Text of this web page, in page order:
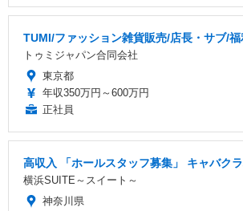
TUMI/ファッション雑貨販売/店長・サブ/
トゥミジャパン合同会社
東京都
年収350万円～600万円
正社員
高収入 「ホールスタッフ募集」 キャバク
横浜SUITE～スイート～
神奈川県